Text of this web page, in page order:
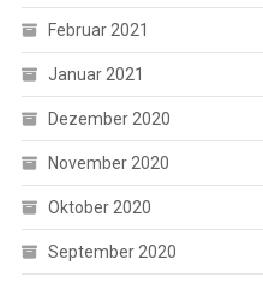
Februar 2021
Januar 2021
Dezember 2020
November 2020
Oktober 2020
September 2020